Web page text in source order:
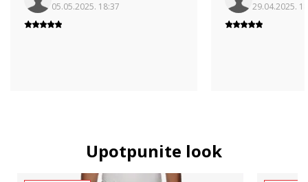
05.05.2025. 18:37 29.04.2025.
Upotpunite look